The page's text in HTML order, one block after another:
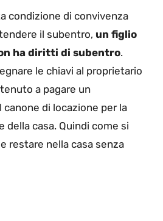
condizione di convivenza
il subentro, un figlio
ha diritti di subentro.
le chiavi al proprietario
a pagare un
canone di locazione per la
della casa. Quindi come si
restare nella casa senza